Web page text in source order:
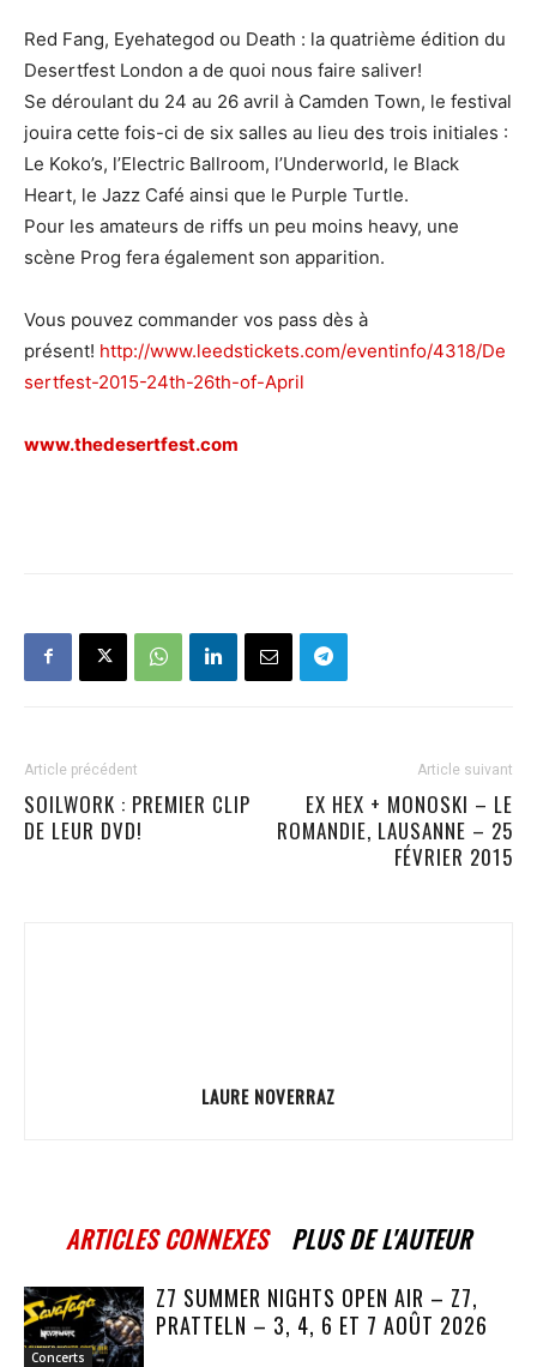
Red Fang, Eyehategod ou Death : la quatrième édition du
Desertfest London a de quoi nous faire saliver!
Se déroulant du 24 au 26 avril à Camden Town, le festival
jouira cette fois-ci de six salles au lieu des trois initiales :
Le Koko’s, l’Electric Ballroom, l’Underworld, le Black
Heart, le Jazz Café ainsi que le Purple Turtle.
Pour les amateurs de riffs un peu moins heavy, une
scène Prog fera également son apparition.
Vous pouvez commander vos pass dès à
présent! http://www.leedstickets.com/eventinfo/4318/De
sertfest-2015-24th-26th-of-April
www.thedesertfest.com
Article précédent
SOILWORK : PREMIER CLIP
DE LEUR DVD!
Article suivant
EX HEX + MONOSKI – LE
ROMANDIE, LAUSANNE – 25
FÉVRIER 2015
LAURE NOVERRAZ
ARTICLES CONNEXES PLUS DE L'AUTEUR
Concerts
Z7 SUMMER NIGHTS OPEN AIR – Z7,
PRATTELN – 3, 4, 6 ET 7 AOÛT 2026